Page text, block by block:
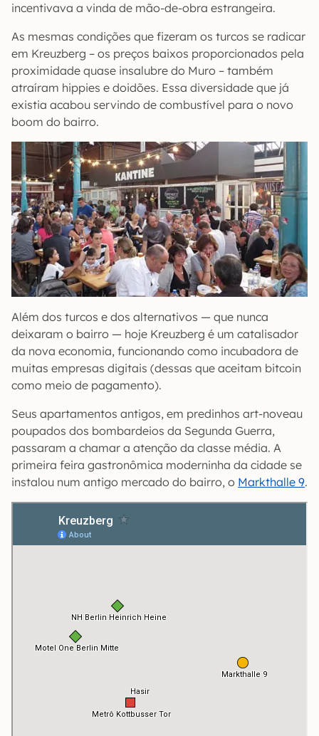
incentivava a vinda de mão-de-obra estrangeira.
As mesmas condições que fizeram os turcos se radicar
em Kreuzberg – os preços baixos proporcionados pela
proximidade quase insalubre do Muro – também
atraíram hippies e doidões. Essa diversidade que já
existia acabou servindo de combustível para o novo
boom do bairro.
Além dos turcos e dos alternativos — que nunca
deixaram o bairro — hoje Kreuzberg é um catalisador
da nova economia, funcionando como incubadora de
muitas empresas digitais (dessas que aceitam bitcoin
como meio de pagamento).
Seus apartamentos antigos, em predinhos art-noveau
poupados dos bombardeios da Segunda Guerra,
passaram a chamar a atenção da classe média. A
primeira feira gastronômica moderninha da cidade se
instalou num antigo mercado do bairro, o Markthalle 9.